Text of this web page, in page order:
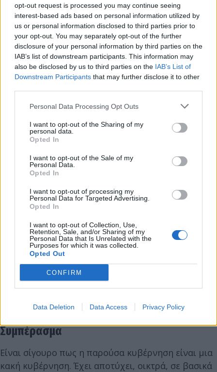
opt-out request is processed you may continue seeing
interest-based ads based on personal information utilized by
us or personal information disclosed to third parties prior to
your opt-out. You may separately opt-out of the further
disclosure of your personal information by third parties on the
IAB’s list of downstream participants. This information may
also be disclosed by us to third parties on the IAB’s List of
Downstream Participants that may further disclose it to other
Personal Data Processing Opt Outs
I want to opt-out of the Sharing of my
personal data.
Opted In
I want to opt-out of the Sale of my
Personal Data.
Opted In
I want to opt-out of processing my
Personal Data for Targeted Advertising.
Opted In
I want to opt-out of Collection, Use,
Retention, Sale, and/or Sharing of my
Personal Data that Is Unrelated with the
Purposes for which it was collected.
Opted Out
CONFIRM
Data Deletion Data Access Privacy Policy
προκειμένω, δεν πείθουν, ακόμα, τα
αντιπολιτευόμενα κόμματα πως διαθέτουν
κυβερνητική πρόταση.
"Βίαιη" διαταραχή της ήδη προβληματικής, κρατικοδίαιτης
αναπτυξιακής δραστηριότητας
Αυτό είναι, ίσως, το πιο αδύναμο επιχείρημα κατά
των πρόωρων εκλογών: Αφού, υποτίθεται, η
οικονομικό τομέα, οι πρόωρες εκλογές θα ήταν
τροχοπέδη για την όποια συνέχειά τους. Φυσικά,
ούτε "θαύματα" έχει κάνει η κυβέρνηση, ούτε καν
σωστή διαχείριση των υφιστάμενων εσόδων από
πραγματικά, οφείλουμε να σκεφθούμε ποια είναι η
εναλλακτική προοπτική. Δεν θέλουμε να
ισχυριστούμε πως δεν υπάρχουν- σαφώς και
πρέπει να μειωθεί ο ΦΠΑ σε μια σειρά από
προϊόντα, τα επιχειρήματα της κυβέρνησης περί
του αντιθέτου είναι λίαν προσχηματικά και
ανακριβή-, αλλά, εν μέσω πολιτικής και κοινωνικής
κρίσης, είναι δύσκολο να εφαρμοστεί μια σωστή
και μακρόπνοη οικονομική πρακτική.
Συμπέρασμα
Είναι σίγουρο πως η παρούσα κυβέρνηση είναι μια
κακή κυβέρνηση. Έχει αποτύχει, οικτρά, σε βασικά